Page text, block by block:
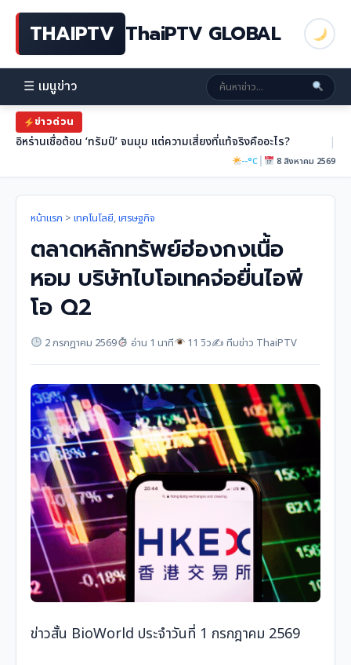
THAIPTV ThaiPTV GLOBAL
☰ เมนูข่าว
ข่าวด่วน
อิหร่านเชื่อต้อน ‘ทรัมป์’ จนมุม แต่ความเสี่ยงที่แท้จริงคืออะไร? |
--°C| 8 สิงหาคม 2569
หน้าแรก > เทคโนโลยี,เศรษฐกิจ
ตลาดหลักทรัพย์ฮ่องกงเนื้อ
หอม บริษัทไบโอเทคจ่อยื่นไอพี
โอ Q2
2 กรกฎาคม 2569 อ่าน 1 นาที 11 วิว✍️ ทีมข่าว ThaiPTV
ข่าวสั้น BioWorld ประจำวันที่ 1 กรกฎาคม 2569